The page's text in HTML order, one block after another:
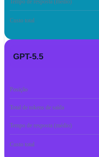
Tempo de resposta (médio)
Custo total
GPT-5.5
Posição
Total de tokens de saída
Tempo de resposta (médio)
Custo total